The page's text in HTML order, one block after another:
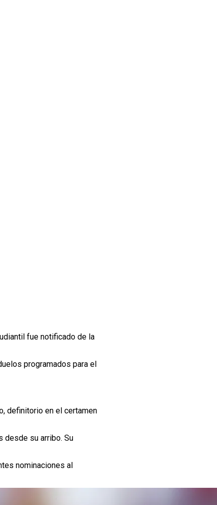
fue notificado de la
programados para el
definitorio en el certamen
desde su arribo. Su
nominaciones al